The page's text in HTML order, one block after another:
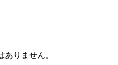
りません。